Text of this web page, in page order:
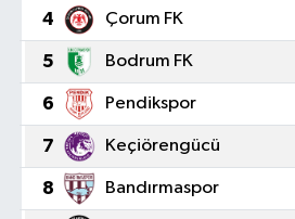
4 Çorum FK
5 Bodrum FK
6 Pendikspor
7 Keçiörengücü
8 Bandırmaspor